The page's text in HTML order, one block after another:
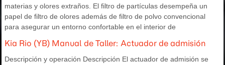
materias y olores extraños. El filtro de partículas desempeña un
papel de filtro de olores además de filtro de polvo convencional
para asegurar un entorno confortable en el interior de
Kia Rio (YB) Manual de Taller: Actuador de admisión
Descripción y operación Descripción El actuador de admisión se